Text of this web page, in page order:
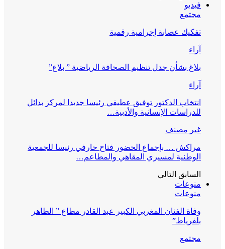
فيديو
مجتمع
تفكيك عصابة إجرامية رقمية
آراء
بلاغ بشأن جدل تنظيم الصحافة الرياضية ” بلاغ”
آراء
انتخاب الدكتور توفيق عطيفي رئيسا جديدا لمركز بدائل
للدراسات الإنسانية والأدبية…
غير مصنف
مراكش … بإجماع الحضور فتاح حارفي رئيسا للجمعية
الوطنية لمسيري المقاهي والمطاعم…
السابق التالي
منوعات
منوعات
وفاة الفنان المغربي الكبير عبد القادر مطاع ” الطاهر
بلفرياط”
مجتمع